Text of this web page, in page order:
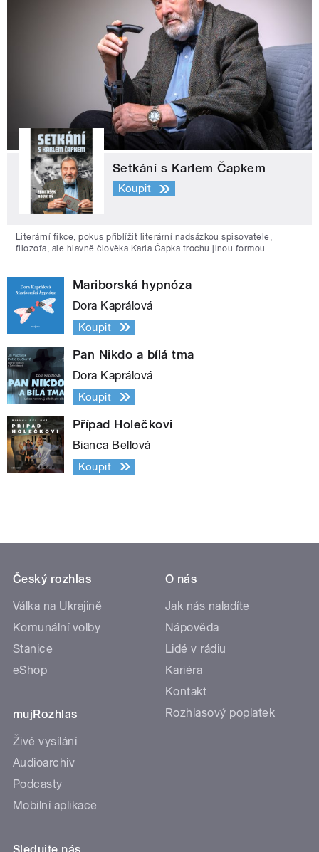
Setkání s Karlem Čapkem
Koupit
Literární fikce, pokus přiblížit literární nadsázkou spisovatele,
filozofa, ale hlavně člověka Karla Čapka trochu jinou formou.
Mariborská hypnóza
Dora Kaprálová
Koupit
Pan Nikdo a bílá tma
Dora Kaprálová
Koupit
Případ Holečkovi
Bianca Bellová
Koupit
Český rozhlas
Válka na Ukrajině
Komunální volby
Stanice
eShop
mujRozhlas
Živé vysílání
Audioarchiv
Podcasty
Mobilní aplikace
O nás
Jak nás naladíte
Nápověda
Lidé v rádiu
Kariéra
Kontakt
Rozhlasový poplatek